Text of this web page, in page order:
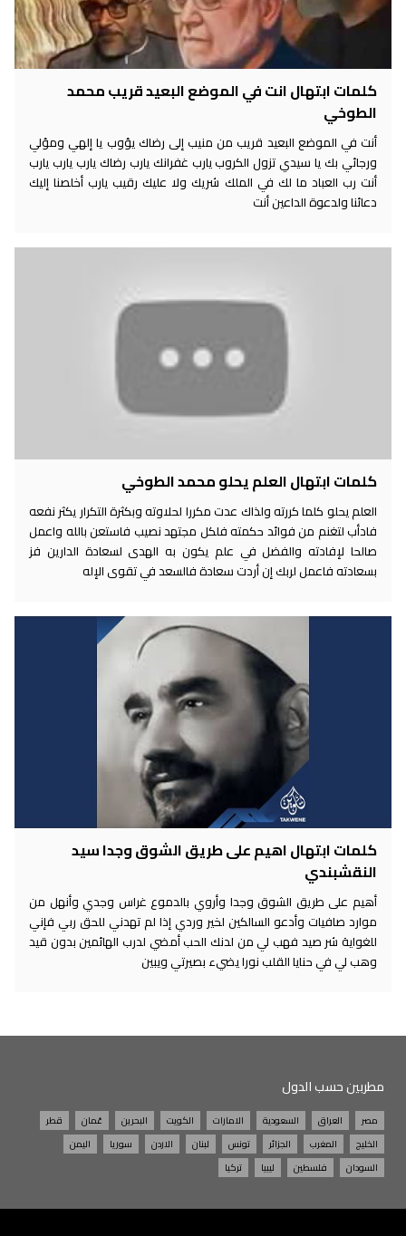
كلمات ابتهال انت في الموضع البعيد قريب محمد
الطوخي
أنت في الموضع البعيد قريب من منيب إلى رضاك يؤوب يا إلهي ومؤلي
ورجائي بك يا سيدي تزول الكروب يارب غفرانك يارب رضاك يارب يارب يارب
أنت رب العباد ما لك في الملك شريك ولا عليك رقيب يارب أخلصنا إليك
دعائنا ولدعوة الداعين أنت
كلمات ابتهال العلم يحلو محمد الطوخي
العلم يحلو كلما كررته ولذاك عدت مكررا لحلاوته وبكثرة التكرار يكثر نفعه
فادأب لتغنم من فوائد حكمته فلكل مجتهد نصيب فاستعن بالله واعمل
صالحا لإفادته والفضل في علم يكون به الهدى لسعادة الدارين فز
بسعادته فاعمل لربك إن أردت سعادة فالسعد في تقوى الإله
كلمات ابتهال اهيم على طريق الشوق وجدا سيد
النقشبندي
أهيم على طريق الشوق وجدا وأروي بالدموع غراس وجدي وأنهل من
موارد صافيات وأدعو السالكين لخير وردي إذا لم تهدني للحق ربي فإني
للغواية شر صيد فهب لي من لدنك الحب أمضي لدرب الهائمين بدون قيد
وهب لي في حنايا القلب نورا يضيء بصيرتي ويبين
مطربين حسب الدول
مصر العراق السعودية الامارات الكويت البحرين عُمان
قطر
الخليج
المغرب الجزائر تونس لبنان الاردن سوريا
اليمن
السودان
فلسطين ليبيا تركيا